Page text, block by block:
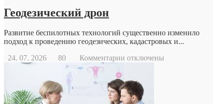
Геодезический дрон
Развитие беспилотных технологий существенно изменило
подход к проведению геодезических, кадастровых и...
24. 07. 2026
80 Комментарии к
дрон
отключены